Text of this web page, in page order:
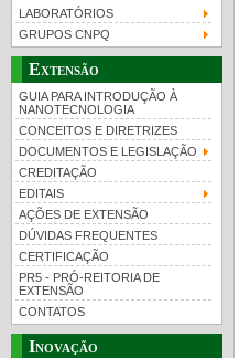
LABORATÓRIOS
GRUPOS CNPQ
Extensão
GUIA PARA INTRODUÇÃO À
NANOTECNOLOGIA
CONCEITOS E DIRETRIZES
DOCUMENTOS E LEGISLAÇÃO
CREDITAÇÃO
EDITAIS
AÇÕES DE EXTENSÃO
DÚVIDAS FREQUENTES
CERTIFICAÇÃO
PR5 - PRÓ-REITORIA DE
EXTENSÃO
CONTATOS
Inovação